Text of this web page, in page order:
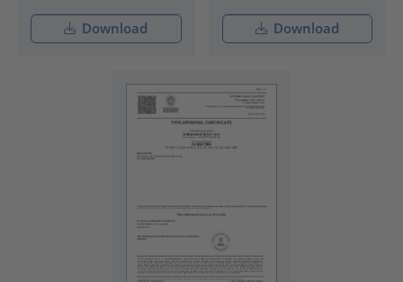
Download Download